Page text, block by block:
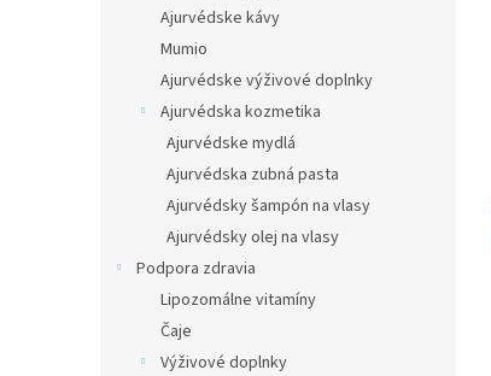
Ajurvédske kávy
Mumio
Ajurvédske výživové doplnky
Ajurvédska kozmetika
Ajurvédske mydlá
Ajurvédska zubná pasta
Ajurvédsky šampón na vlasy
Ajurvédsky olej na vlasy
Podpora zdravia
Lipozomálne vitamíny
Čaje
Výživové doplnky